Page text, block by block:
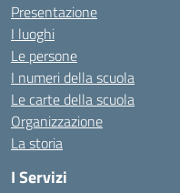
Presentazione
I luoghi
Le persone
I numeri della scuola
Le carte della scuola
Organizzazione
La storia
I Servizi